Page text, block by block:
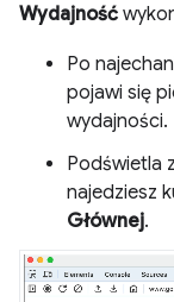
Wydajność
Po
pojawi się
wydajności.
Podświetla
najedziesz
Głównej.